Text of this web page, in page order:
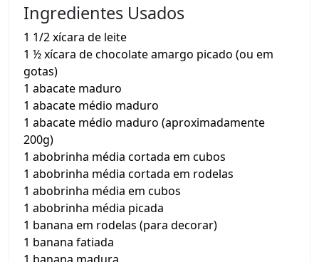
Ingredientes Usados
1 1/2 xícara de leite
1 ½ xícara de chocolate amargo picado (ou em
gotas)
1 abacate maduro
1 abacate médio maduro
1 abacate médio maduro (aproximadamente
200g)
1 abobrinha média cortada em cubos
1 abobrinha média cortada em rodelas
1 abobrinha média em cubos
1 abobrinha média picada
1 banana em rodelas (para decorar)
1 banana fatiada